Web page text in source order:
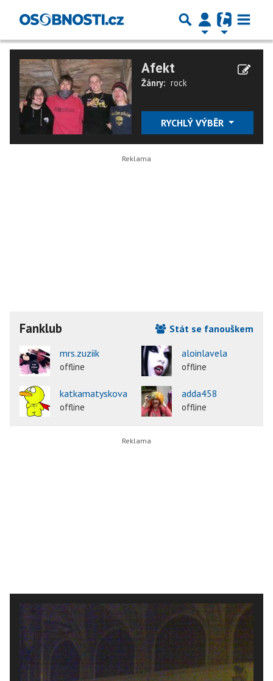
Afekt
Žánry: rock
RYCHLÝ VÝBĚR
Fanklub
Stát se fanouškem
mrs.zuziik
offline
aloinlavela
offline
katkamatyskova
offline
adda458
offline